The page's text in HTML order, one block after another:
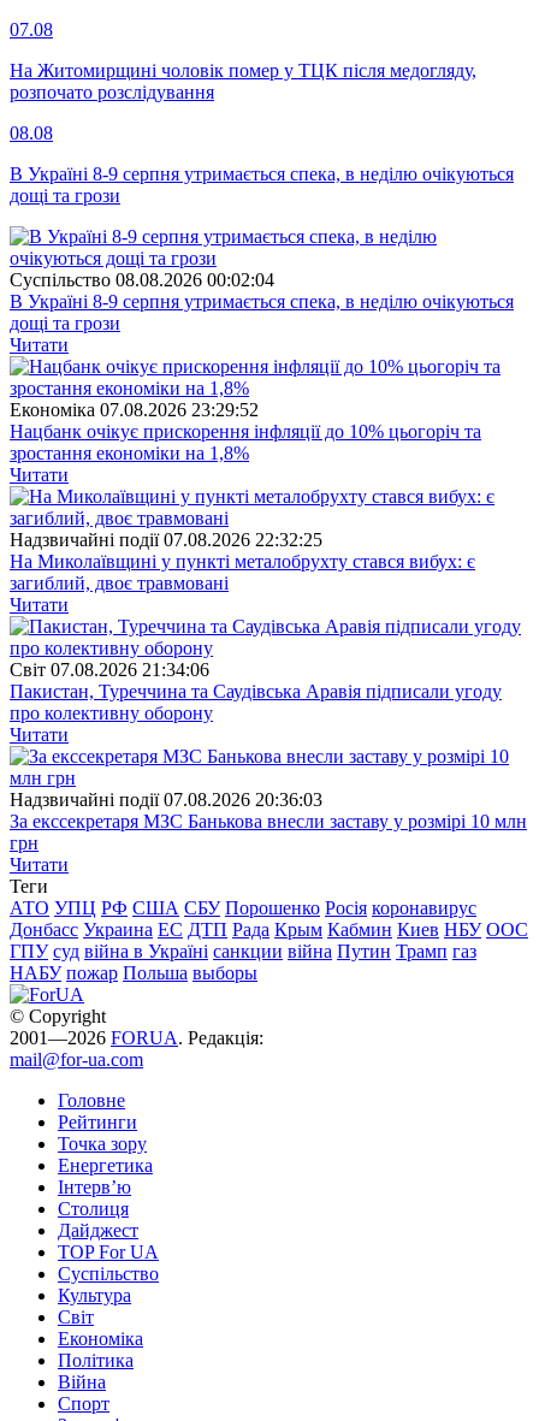
07.08
На Житомирщині чоловік помер у ТЦК після медогляду,
розпочато розслідування
08.08
В Україні 8-9 серпня утримається спека, в неділю очікуються
дощі та грози
Суспiльство 08.08.2026 00:02:04
В Україні 8-9 серпня утримається спека, в неділю очікуються
дощі та грози
Читати
Економіка 07.08.2026 23:29:52
Нацбанк очікує прискорення інфляції до 10% цьогоріч та
зростання економіки на 1,8%
Читати
Надзвичайні події 07.08.2026 22:32:25
На Миколаївщині у пункті металобрухту стався вибух: є
загиблий, двоє травмовані
Читати
Свiт 07.08.2026 21:34:06
Пакистан, Туреччина та Саудівська Аравія підписали угоду
про колективну оборону
Читати
Надзвичайні події 07.08.2026 20:36:03
За екссекретаря МЗС Банькова внесли заставу у розмірі 10 млн
грн
Читати
Теги
АТО УПЦ РФ США СБУ Порошенко Росія коронавирус
Донбасс Украина ЕС ДТП Рада Крым Кабмин Киев НБУ ООС
ГПУ суд війна в Україні санкции війна Путин Трамп газ
НАБУ пожар Польша выборы
© Copyright
2001—2026 FORUA. Редакція:
mail@for-ua.com
Головне
Рейтинги
Точка зору
Енергетика
Інтерв’ю
Столиця
Дайджест
TOP For UA
Суспiльство
Культура
Світ
Економіка
Політика
Війна
Спорт